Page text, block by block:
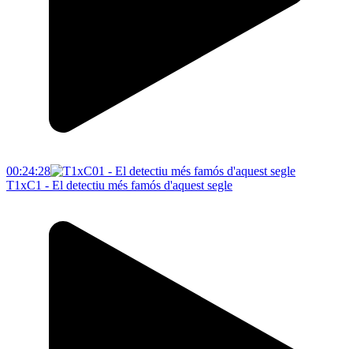
00:24:28
T1xC1 - El detectiu més famós d'aquest segle